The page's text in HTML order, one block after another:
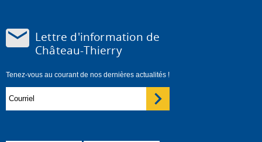
Lettre d'information de
Château-Thierry
Tenez-vous au courant de nos dernières actualités !